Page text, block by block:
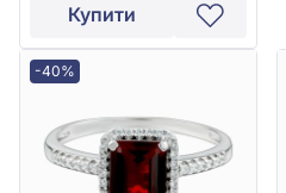
Купити
-40%